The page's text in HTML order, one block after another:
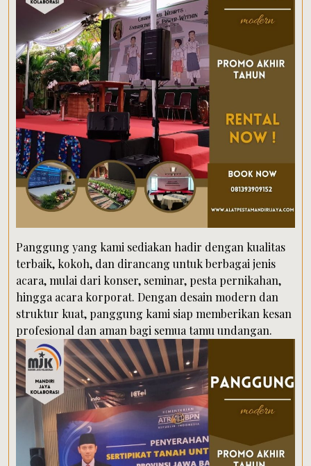
Panggung yang kami sediakan hadir dengan kualitas
terbaik, kokoh, dan dirancang untuk berbagai jenis
acara, mulai dari konser, seminar, pesta pernikahan,
hingga acara korporat. Dengan desain modern dan
struktur kuat, panggung kami siap memberikan kesan
profesional dan aman bagi semua tamu undangan.